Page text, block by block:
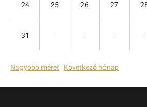
24 25 26 27
31
Nagyobb méret Következő hónap